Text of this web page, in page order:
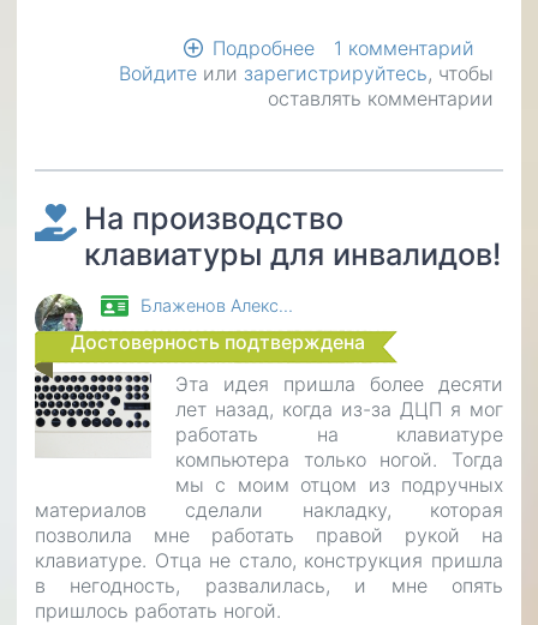
Подробнее
Будьте
бдительны
1 комментарий
Войдите или зарегистрируйтесь, чтобы
оставлять комментарии
На производство
клавиатуры для инвалидов!
Блаженов Алекс…
Достоверность подтверждена
Эта идея пришла более десяти
лет назад, когда из-за ДЦП я мог
работать на клавиатуре
компьютера только ногой. Тогда
мы с моим отцом из подручных
материалов сделали накладку, которая
позволила мне работать правой рукой на
клавиатуре. Отца не стало, конструкция пришла
в негодность, развалилась, и мне опять
пришлось работать ногой.